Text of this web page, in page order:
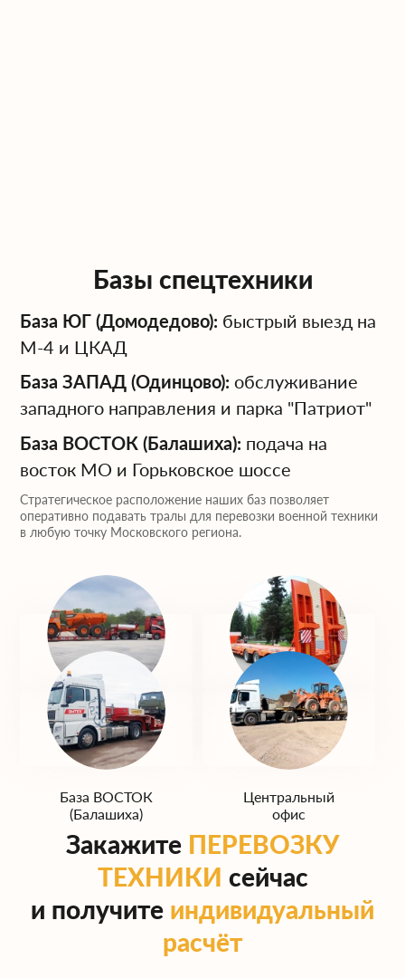
Базы спецтехники
База ЮГ (Домодедово): быстрый выезд на
М-4 и ЦКАД
База ЗАПАД (Одинцово): обслуживание
западного направления и парка "Патриот"
База ВОСТОК (Балашиха): подача на
восток МО и Горьковское шоссе
Стратегическое расположение наших баз позволяет
оперативно подавать тралы для перевозки военной техники
в любую точку Московского региона.
База ЮГ
(Домодедово)
База ЗАПАД
(Одинцово)
База ВОСТОК
(Балашиха)
Центральный
офис
Закажите ПЕРЕВОЗКУ
ТЕХНИКИ сейчас
и получите индивидуальный
расчёт